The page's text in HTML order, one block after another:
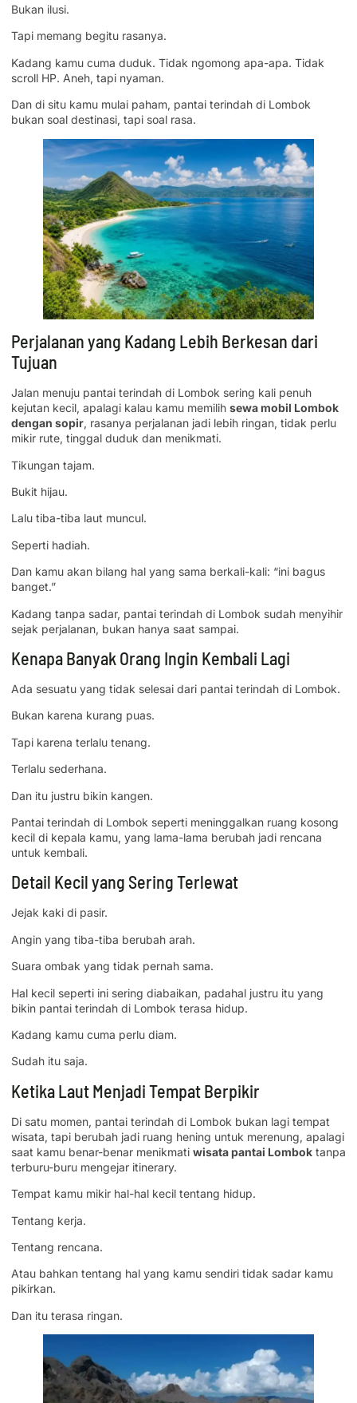
Bukan ilusi.
Tapi memang begitu rasanya.
Kadang kamu cuma duduk. Tidak ngomong apa-apa. Tidak
scroll HP. Aneh, tapi nyaman.
Dan di situ kamu mulai paham, pantai terindah di Lombok
bukan soal destinasi, tapi soal rasa.
Perjalanan yang Kadang Lebih Berkesan dari
Tujuan
Jalan menuju pantai terindah di Lombok sering kali penuh
kejutan kecil, apalagi kalau kamu memilih sewa mobil Lombok
dengan sopir, rasanya perjalanan jadi lebih ringan, tidak perlu
mikir rute, tinggal duduk dan menikmati.
Tikungan tajam.
Bukit hijau.
Lalu tiba-tiba laut muncul.
Seperti hadiah.
Dan kamu akan bilang hal yang sama berkali-kali: “ini bagus
banget.”
Kadang tanpa sadar, pantai terindah di Lombok sudah menyihir
sejak perjalanan, bukan hanya saat sampai.
Kenapa Banyak Orang Ingin Kembali Lagi
Ada sesuatu yang tidak selesai dari pantai terindah di Lombok.
Bukan karena kurang puas.
Tapi karena terlalu tenang.
Terlalu sederhana.
Dan itu justru bikin kangen.
Pantai terindah di Lombok seperti meninggalkan ruang kosong
kecil di kepala kamu, yang lama-lama berubah jadi rencana
untuk kembali.
Detail Kecil yang Sering Terlewat
Jejak kaki di pasir.
Angin yang tiba-tiba berubah arah.
Suara ombak yang tidak pernah sama.
Hal kecil seperti ini sering diabaikan, padahal justru itu yang
bikin pantai terindah di Lombok terasa hidup.
Kadang kamu cuma perlu diam.
Sudah itu saja.
Ketika Laut Menjadi Tempat Berpikir
Di satu momen, pantai terindah di Lombok bukan lagi tempat
wisata, tapi berubah jadi ruang hening untuk merenung, apalagi
saat kamu benar-benar menikmati wisata pantai Lombok tanpa
terburu-buru mengejar itinerary.
Tempat kamu mikir hal-hal kecil tentang hidup.
Tentang kerja.
Tentang rencana.
Atau bahkan tentang hal yang kamu sendiri tidak sadar kamu
pikirkan.
Dan itu terasa ringan.